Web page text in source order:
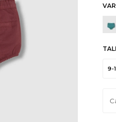
9-